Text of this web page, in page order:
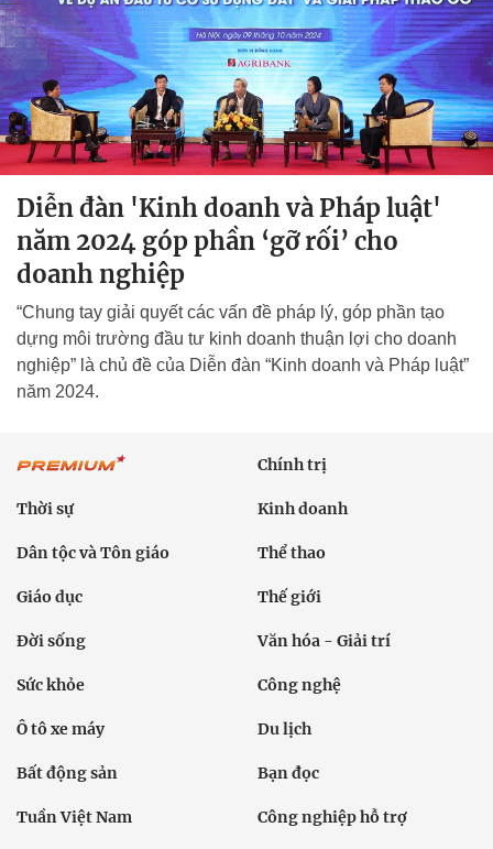
Diễn đàn 'Kinh doanh và Pháp luật'
năm 2024 góp phần ‘gỡ rối’ cho
doanh nghiệp
“Chung tay giải quyết các vấn đề pháp lý, góp phần tạo
dựng môi trường đầu tư kinh doanh thuận lợi cho doanh
nghiệp” là chủ đề của Diễn đàn “Kinh doanh và Pháp luật”
năm 2024.
Chính trị
Thời sự Kinh doanh
Dân tộc và Tôn giáo Thể thao
Giáo dục Thế giới
Đời sống Văn hóa - Giải trí
Sức khỏe Công nghệ
Ô tô xe máy Du lịch
Bất động sản Bạn đọc
Tuần Việt Nam Công nghiệp hỗ trợ